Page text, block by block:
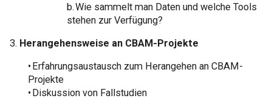
b. Wie sammelt man Daten und welche Tools
stehen zur Verfügung?
3. Herangehensweise an CBAM-Projekte
• Erfahrungsaustausch zum Herangehen an CBAM-
Projekte
• Diskussion von Fallstudien